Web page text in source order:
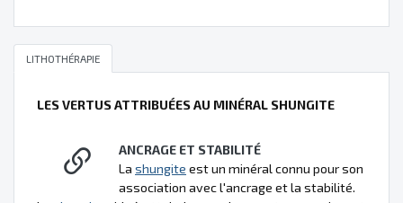
LITHOTHÉRAPIE
LES VERTUS ATTRIBUÉES AU MINÉRAL SHUNGITE
ANCRAGE ET STABILITÉ
La shungite est un minéral connu pour son
association avec l'ancrage et la stabilité.